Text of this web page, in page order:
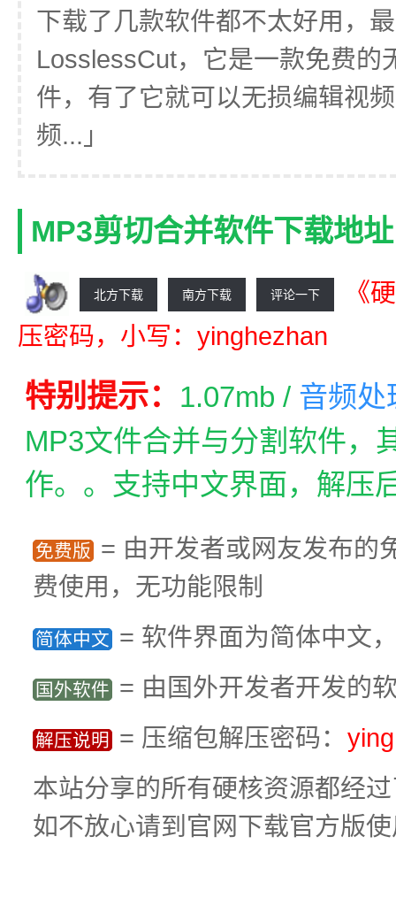
下载了几款软件都不太好用，
LosslessCut，它是一款免费的
件，有了它就可以无损编辑视
频...」
MP3剪切合并软件下载地
北方下载 南方下载 评论一下
《
压密码，小写：yinghezhan
特别提示： 1.07mb / 音频处
MP3文件合并与分割软件，
作。。支持中文界面，解压
免费版
= 由开发者或网友发布的
费使用，无功能限制
简体中文 = 软件界面为简体中文
国外软件 = 由国外开发者开发的
解压说明 = 压缩包解压密码：
本站分享的所有硬核资源都经
如不放心请到官网下载官方版